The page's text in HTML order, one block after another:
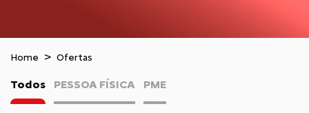
Home Ofertas
Todos PESSOA FÍSICA PME